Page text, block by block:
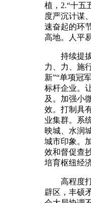
植，2.“十五
度严沉计谋
速奋起的环
高地。人平
持续提拔
力、力、施
新”“单项冠
标杆企业。
及。加强小
效。打制具
业集群。系
映城、水润
城市印象。
效和督促查
培育枢纽经
高程度打
辟区，丰硕